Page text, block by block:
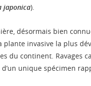
japonica).
désormais bien
plante invasive la plus
du continent. Ravages
unique spécimen